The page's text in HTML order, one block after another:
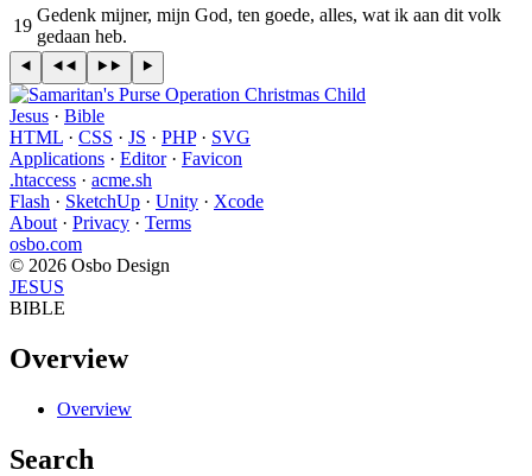
19
Gedenk mijner, mijn God, ten goede, alles, wat ik aan dit volk
gedaan heb.
Jesus · Bible
HTML · CSS · JS · PHP· SVG
Applications · Editor· Favicon
.htaccess · acme.sh
Flash · SketchUp · Unity · Xcode
About · Privacy · Terms
osbo.com
© 2026 Osbo Design
JESUS
BIBLE
Overview
Overview
Search